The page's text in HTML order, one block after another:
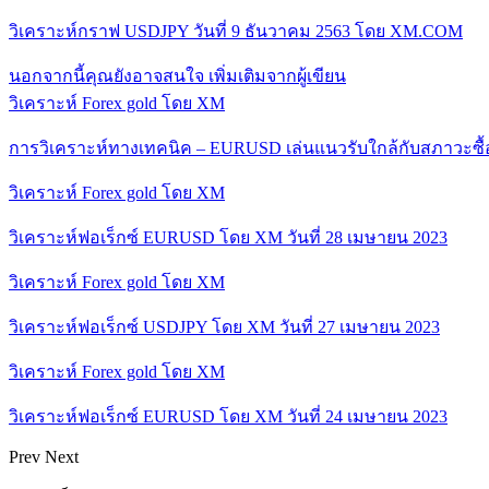
วิเคราะห์กราฟ USDJPY วันที่ 9 ธันวาคม 2563 โดย XM.COM
นอกจากนี้คุณยังอาจสนใจ เพิ่มเติมจากผู้เขียน
วิเคราะห์ Forex gold โดย XM
การวิเคราะห์ทางเทคนิค – EURUSD เล่นแนวรับใกล้กับสภาวะซื้
วิเคราะห์ Forex gold โดย XM
วิเคราะห์ฟอเร็กซ์ EURUSD โดย XM วันที่ 28 เมษายน 2023
วิเคราะห์ Forex gold โดย XM
วิเคราะห์ฟอเร็กซ์ USDJPY โดย XM วันที่ 27 เมษายน 2023
วิเคราะห์ Forex gold โดย XM
วิเคราะห์ฟอเร็กซ์ EURUSD โดย XM วันที่ 24 เมษายน 2023
Prev Next